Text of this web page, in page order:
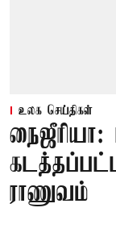
உலக செய்திகள்
நைஜீரியா:
ராணுவம்